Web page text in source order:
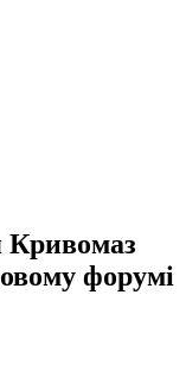
Кривомаз
форумі